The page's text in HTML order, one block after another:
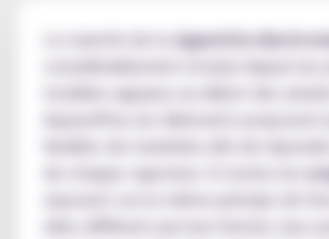
Le marché de la cigarette
modèles apparus au début des
familles de matériels afin de
de chaque vapoteur. Si toutes les